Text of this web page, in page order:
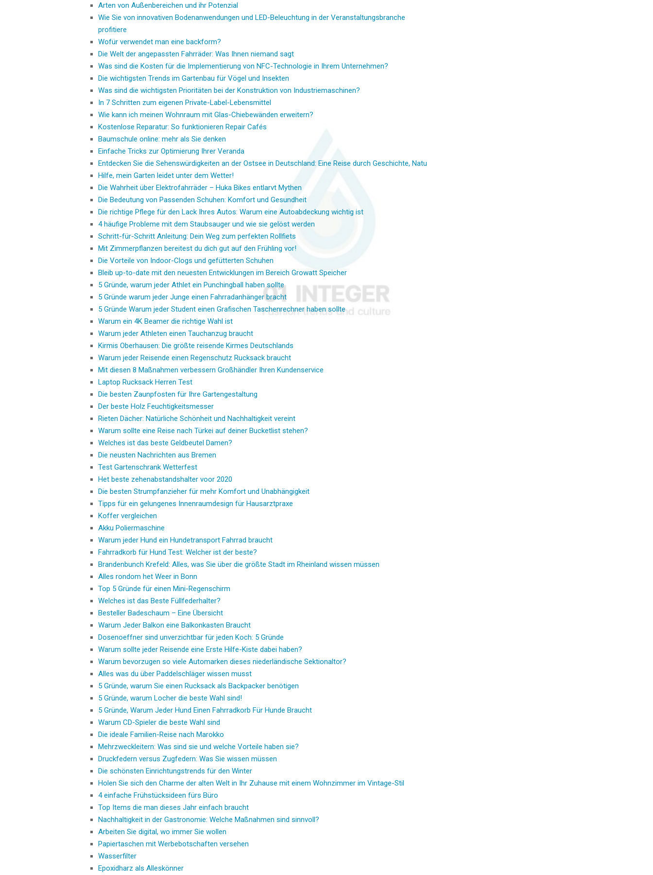
Arten von Außenbereichen und ihr Potenzial
Wie Sie von innovativen Bodenanwendungen und LED-Beleuchtung in der Veranstaltungsbranche
profitiere
Wofür verwendet man eine backform?
Die Welt der angepassten Fahrräder: Was Ihnen niemand sagt
Was sind die Kosten für die Implementierung von NFC-Technologie in Ihrem Unternehmen?
Die wichtigsten Trends im Gartenbau für Vögel und Insekten
Was sind die wichtigsten Prioritäten bei der Konstruktion von Industriemaschinen?
In 7 Schritten zum eigenen Private-Label-Lebensmittel
Wie kann ich meinen Wohnraum mit Glas-Chiebewänden erweitern?
Kostenlose Reparatur: So funktionieren Repair Cafés
Baumschule online: mehr als Sie denken
Einfache Tricks zur Optimierung Ihrer Veranda
Entdecken Sie die Sehenswürdigkeiten an der Ostsee in Deutschland: Eine Reise durch Geschichte, Natu
Hilfe, mein Garten leidet unter dem Wetter!
Die Wahrheit über Elektrofahrräder – Huka Bikes entlarvt Mythen
Die Bedeutung von Passenden Schuhen: Komfort und Gesundheit
Die richtige Pflege für den Lack Ihres Autos: Warum eine Autoabdeckung wichtig ist
4 häufige Probleme mit dem Staubsauger und wie sie gelöst werden
Schritt-für-Schritt Anleitung: Dein Weg zum perfekten Rollfiets
Mit Zimmerpflanzen bereitest du dich gut auf den Frühling vor!
Die Vorteile von Indoor-Clogs und gefütterten Schuhen
Bleib up-to-date mit den neuesten Entwicklungen im Bereich Growatt Speicher
5 Gründe, warum jeder Athlet ein Punchingball haben sollte
5 Gründe warum jeder Junge einen Fahrradanhänger bracht
5 Gründe Warum jeder Student einen Grafischen Taschenrechner haben sollte
Warum ein 4K Beamer die richtige Wahl ist
Warum jeder Athleten einen Tauchanzug braucht
Kirmis Oberhausen: Die größte reisende Kirmes Deutschlands
Warum jeder Reisende einen Regenschutz Rucksack braucht
Mit diesen 8 Maßnahmen verbessern Großhändler Ihren Kundenservice
Laptop Rucksack Herren Test
Die besten Zaunpfosten für Ihre Gartengestaltung
Der beste Holz Feuchtigkeitsmesser
Rieten Dächer: Natürliche Schönheit und Nachhaltigkeit vereint
Warum sollte eine Reise nach Türkei auf deiner Bucketlist stehen?
Welches ist das beste Geldbeutel Damen?
Die neusten Nachrichten aus Bremen
Test Gartenschrank Wetterfest
Het beste zehenabstandshalter voor 2020
Die besten Strumpfanzieher für mehr Komfort und Unabhängigkeit
Tipps für ein gelungenes Innenraumdesign für Hausarztpraxe
Koffer vergleichen
Akku Poliermaschine
Warum jeder Hund ein Hundetransport Fahrrad braucht
Fahrradkorb für Hund Test: Welcher ist der beste?
Brandenbunch Krefeld: Alles, was Sie über die größte Stadt im Rheinland wissen müssen
Alles rondom het Weer in Bonn
Top 5 Gründe für einen Mini-Regenschirm
Welches ist das Beste Füllfederhalter?
Besteller Badeschaum – Eine Übersicht
Warum Jeder Balkon eine Balkonkasten Braucht
Dosenoeffner sind unverzichtbar für jeden Koch: 5 Gründe
Warum sollte jeder Reisende eine Erste Hilfe-Kiste dabei haben?
Warum bevorzugen so viele Automarken dieses niederländische Sektionaltor?
Alles was du über Paddelschläger wissen musst
5 Gründe, warum Sie einen Rucksack als Backpacker benötigen
5 Gründe, warum Locher die beste Wahl sind!
5 Gründe, Warum Jeder Hund Einen Fahrradkorb Für Hunde Braucht
Warum CD-Spieler die beste Wahl sind
Die ideale Familien-Reise nach Marokko
Mehrzweckleitern: Was sind sie und welche Vorteile haben sie?
Druckfedern versus Zugfedern: Was Sie wissen müssen
Die schönsten Einrichtungstrends für den Winter
Holen Sie sich den Charme der alten Welt in Ihr Zuhause mit einem Wohnzimmer im Vintage-Stil
4 einfache Frühstücksideen fürs Büro
Top Items die man dieses Jahr einfach braucht
Nachhaltigkeit in der Gastronomie: Welche Maßnahmen sind sinnvoll?
Arbeiten Sie digital, wo immer Sie wollen
Papiertaschen mit Werbebotschaften versehen
Wasserfilter
Epoxidharz als Alleskönner